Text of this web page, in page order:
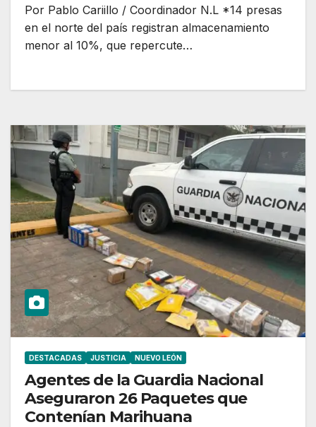
Por Pablo Cariillo / Coordinador N.L *14 presas
en el norte del país registran almacenamiento
menor al 10%, que repercute…
DESTACADAS JUSTICIA NUEVO LEÓN
Agentes de la Guardia Nacional
Aseguraron 26 Paquetes que
Contenían Marihuana